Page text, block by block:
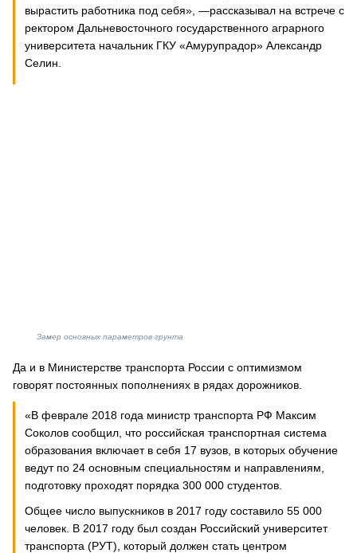
вырастить работника под себя», —рассказывал на встрече с
ректором Дальневосточного государственного аграрного
университета начальник ГКУ «Амурупрадор» Александр
Селин.
Замер основных параметров грунта
Да и в Министерстве транспорта России с оптимизмом
говорят постоянных пополнениях в рядах дорожников.
«В феврале 2018 года министр транспорта РФ Максим
Соколов сообщил, что российская транспортная система
образования включает в себя 17 вузов, в которых обучение
ведут по 24 основным специальностям и направлениям,
подготовку проходят порядка 300 000 студентов.
Общее число выпускников в 2017 году составило 55 000
человек. В 2017 году был создан Российский университет
транспорта (РУТ), который должен стать центром